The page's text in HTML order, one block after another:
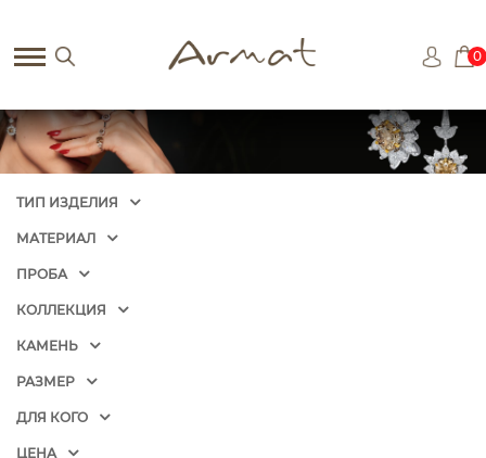
0
ТИП ИЗДЕЛИЯ
МАТЕРИАЛ
ПРОБА
КОЛЛЕКЦИЯ
КАМЕНЬ
РАЗМЕР
ДЛЯ КОГО
ЦЕНА